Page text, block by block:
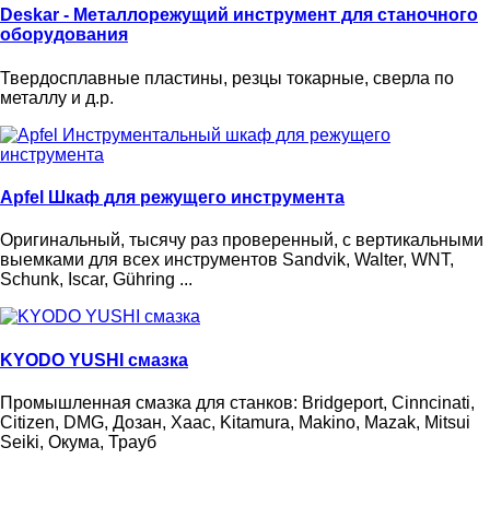
Deskar - Металлорежущий инструмент для станочного
оборудования
Твердосплавные пластины, резцы токарные, cверла по
металлу и д.р.
Apfel Шкаф для режущего инструмента
Оригинальный, тысячу раз проверенный, с вертикальными
выемками для всех инструментов Sandvik, Walter, WNT,
Schunk, Iscar, Gühring ...
KYODO YUSHI смазка
Промышленная смазка для станков: Bridgeport, Cinncinati,
Citizen, DMG, Дозан, Хаас, Kitamura, Makino, Mazak, Mitsui
Seiki, Окума, Трауб